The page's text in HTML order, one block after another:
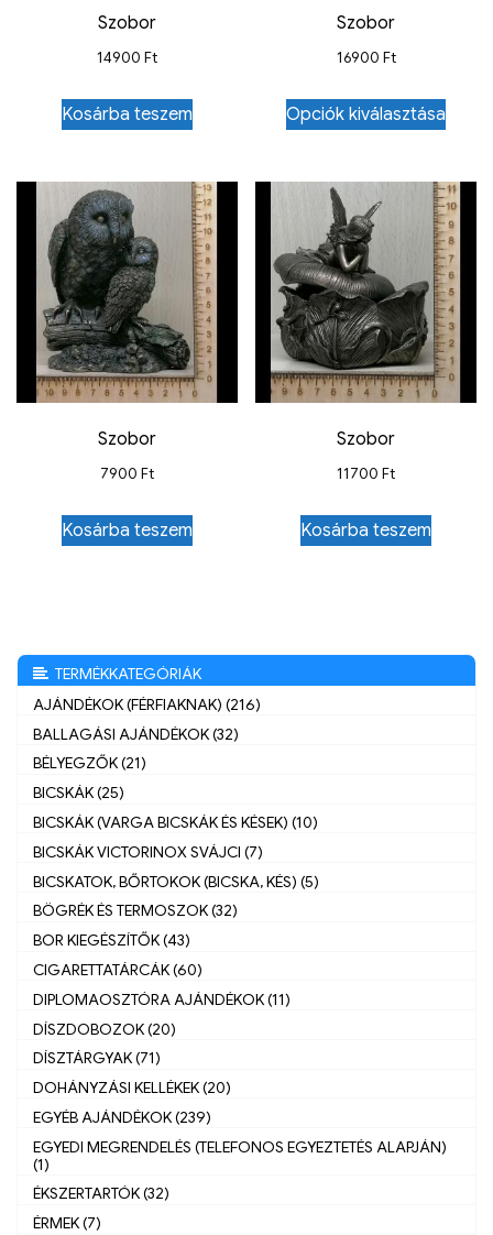
Szobor
14900 Ft
Kosárba teszem
Szobor
16900 Ft
Opciók kiválasztása
Szobor
7900 Ft
Kosárba teszem
Szobor
11700Ft
Kosárba teszem
TERMÉKKATEGÓRIÁK
AJÁNDÉKOK (FÉRFIAKNAK) (216)
BALLAGÁSI AJÁNDÉKOK (32)
BÉLYEGZŐK (21)
BICSKÁK (25)
BICSKÁK (VARGA BICSKÁK ÉS KÉSEK) (10)
BICSKÁK VICTORINOX SVÁJCI (7)
BICSKATOK, BŐRTOKOK (BICSKA, KÉS) (5)
BÖGRÉK ÉS TERMOSZOK (32)
BOR KIEGÉSZÍTŐK (43)
CIGARETTATÁRCÁK (60)
DIPLOMAOSZTÓRA AJÁNDÉKOK (11)
DÍSZDOBOZOK (20)
DÍSZTÁRGYAK (71)
DOHÁNYZÁSI KELLÉKEK (20)
EGYÉB AJÁNDÉKOK (239)
EGYEDI MEGRENDELÉS (TELEFONOS EGYEZTETÉS ALAPJÁN)
(1)
ÉKSZERTARTÓK (32)
ÉRMEK (7)